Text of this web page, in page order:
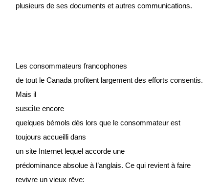
plusieurs de ses documents et autres communications.
Les consommateurs francophones
de tout le Canada profitent largement des efforts consentis.
Mais il
suscite encore
quelques bémols dès lors que le consommateur est
toujours accueilli dans
un site Internet lequel accorde une
prédominance absolue à l’anglais. Ce qui revient à faire
revivre un vieux rêve: